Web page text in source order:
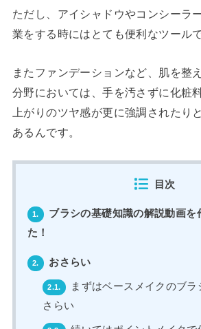
ただし、アイシャドウやコンシーラ
業をする時にはとても便利なツールで
またファンデーションなど、肌を整
分野においては、手を汚さずに化粧
上がりのツヤ感が更に強調されたり
あるんです。
目次
1.
ブラシの基礎知識の解説動画を
た！
2. おさらい
2.1.
まずはベースメイクのブラ
さらい